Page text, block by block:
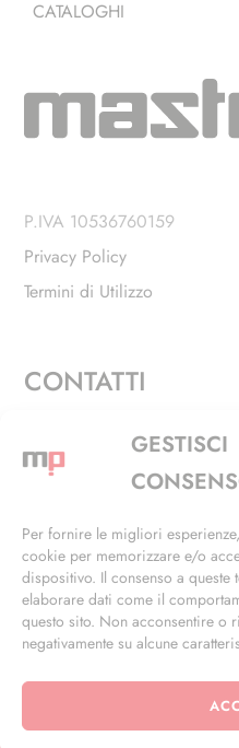
GESTISCI
Per fornire le migliori
cookie per memorizzare e/o
dispositivo. Il consenso a
elaborare dati come il
questo sito. Non acconsentire o
negativamente su alcune
CATALOGHI
P.IVA 10536760159
Privacy Policy
Termini di Utilizzo
CONTATTI
Via Alfieri, 27 -
+39 02 4846 3155
info@masterphil.it